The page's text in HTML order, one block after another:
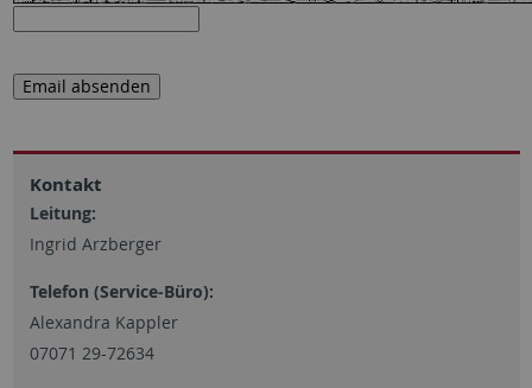
Kontakt
Leitung:
Ingrid Arzberger
Telefon (Service-Büro):
Alexandra Kappler
07071 29-72634